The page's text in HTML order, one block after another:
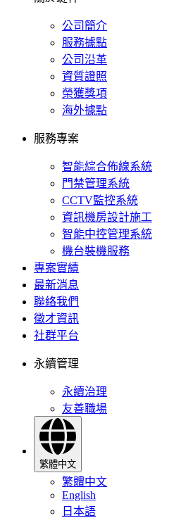
公司簡介
服務據點
公司沿革
資質證照
榮獲獎項
海外據點
服務專案
智能綜合佈線系統
門禁管理系統
CCTV監控系統
資訊機房設計施工
智能中控管理系統
機台裝機服務
專案實績
最新消息
聯絡我們
徵才資訊
社群平台
永續管理
永續治理
友善職場
繁體中文
繁體中文
English
日本語